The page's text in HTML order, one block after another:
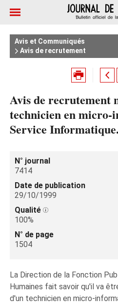
Avis et Communiqués
Avis de recrutement
Avis de recrutement
technicien en micro-
Service Informatique.
N° journal
7414
Date de publication
29/10/1999
Qualité
100%
N° de page
1504
La Direction de la Fonction
Humaines fait savoir qu'il va
d'un technicien en micro-